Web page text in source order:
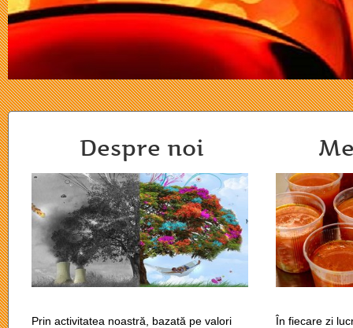
Despre noi
Prin activitatea noastră, bazată pe valori
În fiecare zi